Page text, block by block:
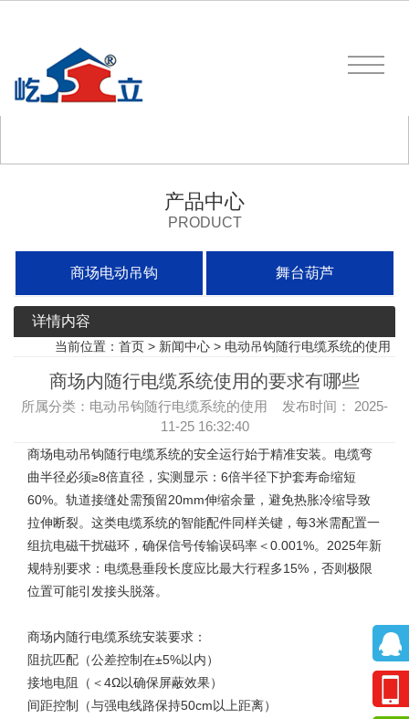
产品中心
PRODUCT
商场电动吊钩 舞台葫芦
详情内容
当前位置： 首页 > 新闻中心 > 电动吊钩随行电缆系统的使用
商场内随行电缆系统使用的要求有哪些
所属分类：电动吊钩随行电缆系统的使用 发布时间： 2025-
11-25 16:32:40
商场电动吊钩随行电缆系统的安全运行始于精准安装。电缆弯
曲半径必须≥8倍直径，实测显示：6倍半径下护套寿命缩短
60%。轨道接缝处需预留20mm伸缩余量，避免热胀冷缩导致
拉伸断裂。这类电缆系统的智能配件同样关键，每3米需配置一
组抗电磁干扰磁环，确保信号传输误码率＜0.001%。2025年新
规特别要求：电缆悬垂段长度应比最大行程多15%，否则极限
位置可能引发接头脱落。
商场内随行电缆系统安装要求：
阻抗匹配（公差控制在±5%以内）
接地电阻（＜4Ω以确保屏蔽效果）
间距控制（与强电线路保持50cm以上距离）